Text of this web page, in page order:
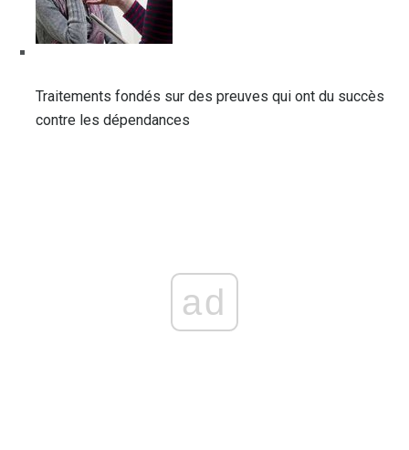
Traitements fondés sur des preuves qui ont du succès
contre les dépendances
ad